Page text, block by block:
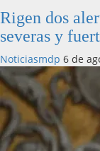
Rigen dos
severas y
Noticiasmdp 6 de